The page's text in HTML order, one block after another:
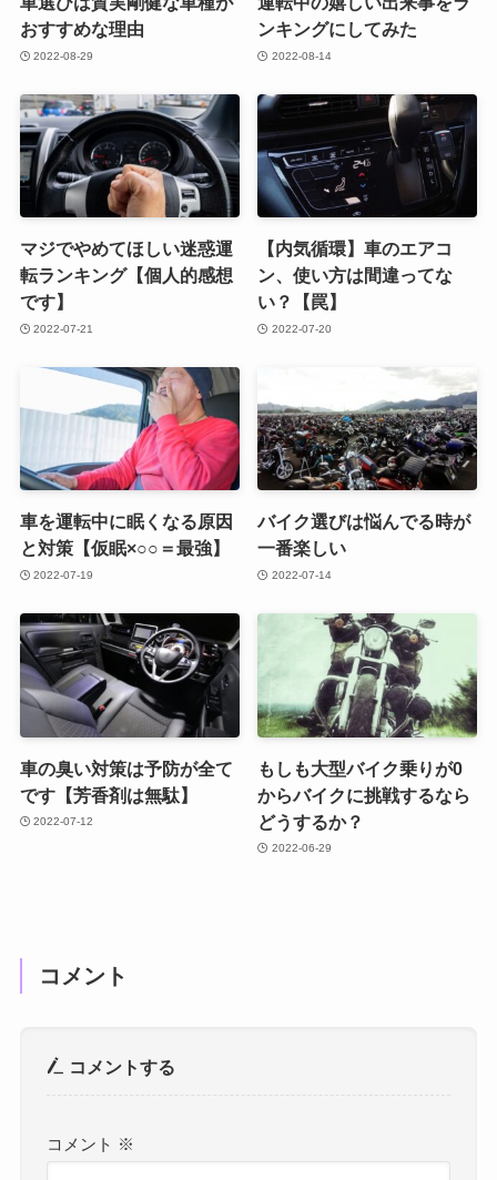
おすすめな理由
2022-08-29
ンキングにしてみた
2022-08-14
マジでやめてほしい迷惑運
転ランキング【個人的感想
です】
2022-07-21
【内気循環】車のエアコ
ン、使い方は間違ってな
い？【罠】
2022-07-20
車を運転中に眠くなる原因
と対策【仮眠×○○＝最強】
2022-07-19
バイク選びは悩んでる時が
一番楽しい
2022-07-14
車の臭い対策は予防が全て
です【芳香剤は無駄】
2022-07-12
もしも大型バイク乗りが0
からバイクに挑戦するなら
どうするか？
2022-06-29
コメント
コメントする
コメント ※